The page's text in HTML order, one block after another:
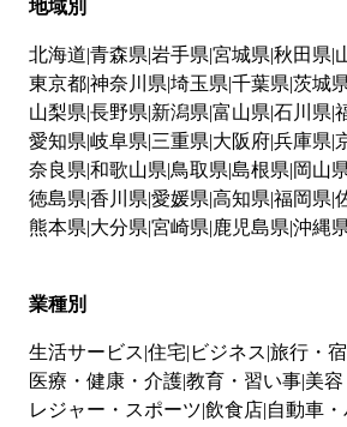
地域別
北海道 青森県 岩手県 宮城県 秋田県
東京都神奈川県 埼玉県 千葉県 茨城
山梨県 長野県 新潟県 富山県 石川県
愛知県 岐阜県 三重県 大阪府兵庫県
奈良県 和歌山県 鳥取県 島根県 岡山
徳島県 香川県 愛媛県 高知県 福岡県
熊本県 大分県 宮崎県 鹿児島県 沖縄
業種別
生活サービス 住宅 ビジネス 旅行・
医療・健康・介護教育・習い事 美
レジャー・スポーツ 飲食店 自動車